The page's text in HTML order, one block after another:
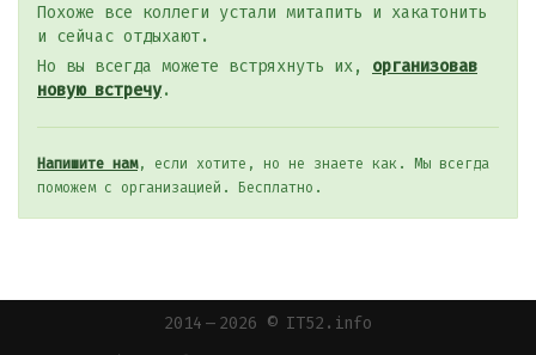
Похоже все коллеги устали митапить и хакатонить
и сейчас отдыхают.
Но вы всегда можете встряхнуть их, организовав
новую встречу.
Напишите нам, если хотите, но не знаете как. Мы всегда
поможем с организацией. Бесплатно.
2014 — 2026 © IT52.info